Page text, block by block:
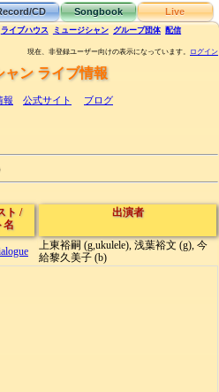
CD Songbook Live
ライブハウス ミュージシャン グループ団体 配信
現在、非登録ユーザー向けの表示になっています。 ログイン
ャン ライブ情報
報 公式サイト ブログ
ト /
名
出演者
上東裕嗣 (g,ukulele), 浅葉裕文 (g), 今
給黎久美子 (b)